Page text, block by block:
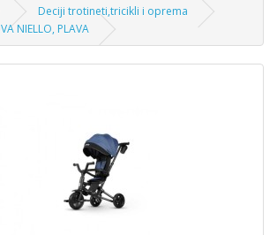
Deciji trotineti,tricikli i oprema
NIELLO, PLAVA